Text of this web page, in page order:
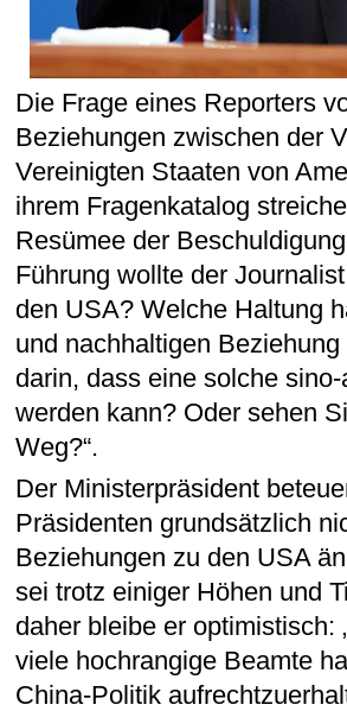
Die Frage eines Reporters
Beziehungen zwischen der
Vereinigten Staaten von
ihrem Fragenkatalog
Resümee der
Führung wollte der
den USA? Welche Haltung
und nachhaltigen
darin, dass eine solche
werden kann? Oder sehen
Weg?“.
Der Ministerpräsident
Präsidenten grundsätzlich
Beziehungen zu den USA
sei trotz einiger Höhen und
daher bleibe er optimistisch:
viele hochrangige Beamte
China-Politik